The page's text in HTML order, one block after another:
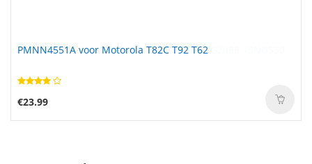
PMNN4551A voor Motorola T82C T92 T62
€23.99